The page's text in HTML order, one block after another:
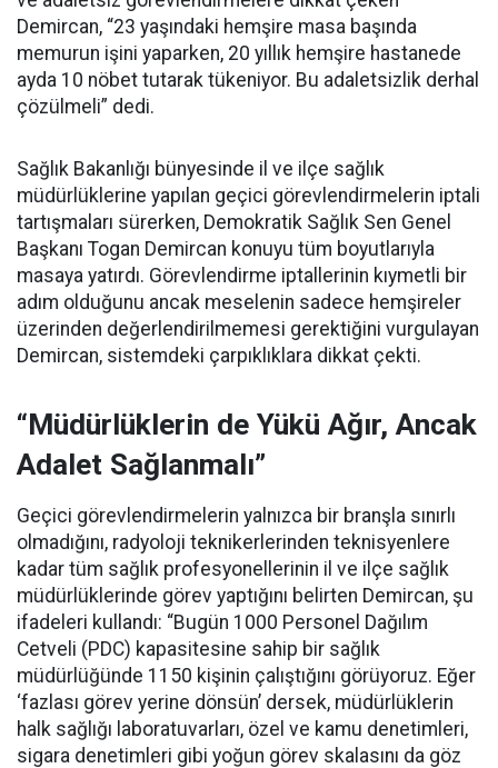
Demircan, “23 yaşındaki hemşire masa başında
memurun işini yaparken, 20 yıllık hemşire hastanede
ayda 10 nöbet tutarak tükeniyor. Bu adaletsizlik derhal
çözülmeli” dedi.
Sağlık Bakanlığı bünyesinde il ve ilçe sağlık
müdürlüklerine yapılan geçici görevlendirmelerin iptali
tartışmaları sürerken, Demokratik Sağlık Sen Genel
Başkanı Togan Demircan konuyu tüm boyutlarıyla
masaya yatırdı. Görevlendirme iptallerinin kıymetli bir
adım olduğunu ancak meselenin sadece hemşireler
üzerinden değerlendirilmemesi gerektiğini vurgulayan
Demircan, sistemdeki çarpıklıklara dikkat çekti.
“Müdürlüklerin de Yükü Ağır, Ancak
Adalet Sağlanmalı”
Geçici görevlendirmelerin yalnızca bir branşla sınırlı
olmadığını, radyoloji teknikerlerinden teknisyenlere
kadar tüm sağlık profesyonellerinin il ve ilçe sağlık
müdürlüklerinde görev yaptığını belirten Demircan, şu
ifadeleri kullandı: “Bugün 1000 Personel Dağılım
Cetveli (PDC) kapasitesine sahip bir sağlık
müdürlüğünde 1150 kişinin çalıştığını görüyoruz. Eğer
‘fazlası görev yerine dönsün’ dersek, müdürlüklerin
halk sağlığı laboratuvarları, özel ve kamu denetimleri,
sigara denetimleri gibi yoğun görev skalasını da göz